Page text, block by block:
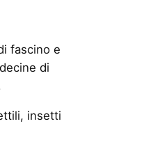
fascino e
di
insetti